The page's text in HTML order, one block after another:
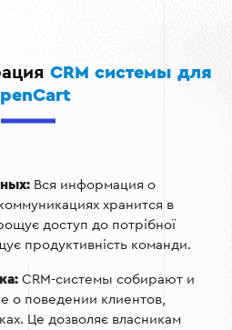
кампаний:CRM
базу клиентов и
маркетинговые
клиентов:
Система CRM
о клиентах в одном месте,
решать их запросы и
CRM системы для
Вся информация о
хранится в
доступ до потрібної
продуктивність команди.
CRM-системы собирают и
о поведении клиентов,
Це дозволяє власникам